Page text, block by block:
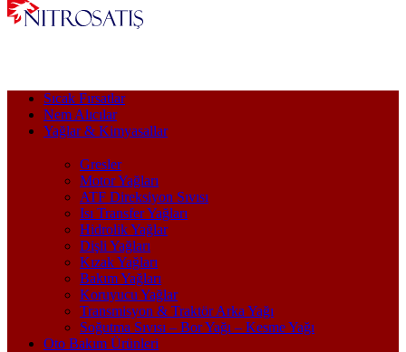
Sıcak Fırsatlar
Nem Alıcılar
Yağlar & Kimyasallar
Gresler
Motor Yağları
ATF Direksiyon Sıvısı
Isı Transfer Yağları
Hidrolik Yağlar
Dişli Yağları
Kızak Yağları
Bakım Yağları
Koruyucu Yağlar
Transmisyon & Traktör Arka Yağı
Soğutma Sıvısı – Bor Yağı – Kesme Yağı
Oto Bakım Ürünleri